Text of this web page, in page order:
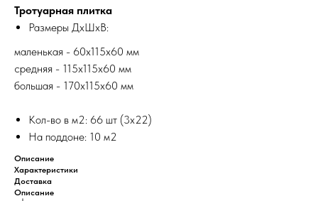
Тротуарная плитка
Размеры ДхШхВ:
маленькая - 60х115х60 мм
средняя - 115х115х60 мм
большая - 170х115х60 мм
Кол-во в м2: 66 шт (3х22)
На поддоне: 10 м2
Описание
Характеристики
Доставка
Описание